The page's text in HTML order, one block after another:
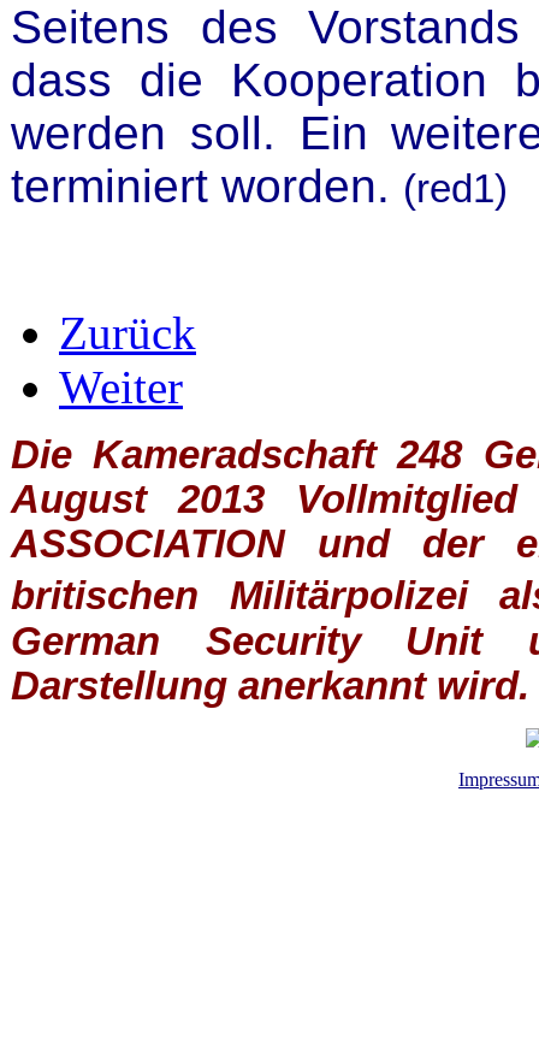
Seitens des
dass die Kooperation
werden soll. Ein
terminiert worden. (red1)
Zurück
Weiter
Die Kameradschaft 248
August 2013
ASSOCIATIONund der
britischen
Militärpolizei
German Security Unit
Darstellung anerkannt wird.